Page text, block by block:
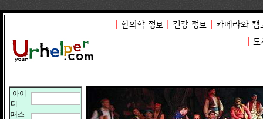
한의학 정보 건강 정보
카메라와 캠
도
아이
디
패스